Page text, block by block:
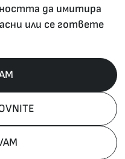
Policy, Rights, etc 2026
да имитира
или се гответе